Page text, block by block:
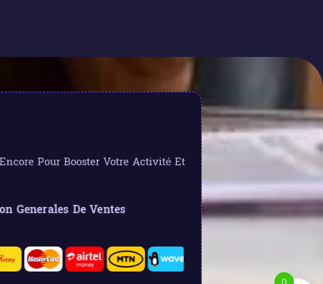
Pour Booster Votre Activité Et
Generales De Ventes